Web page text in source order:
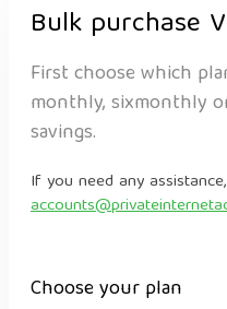
Bulk purchase
First choose which
monthly, sixmonthly
savings.
If you need any
Choose your plan